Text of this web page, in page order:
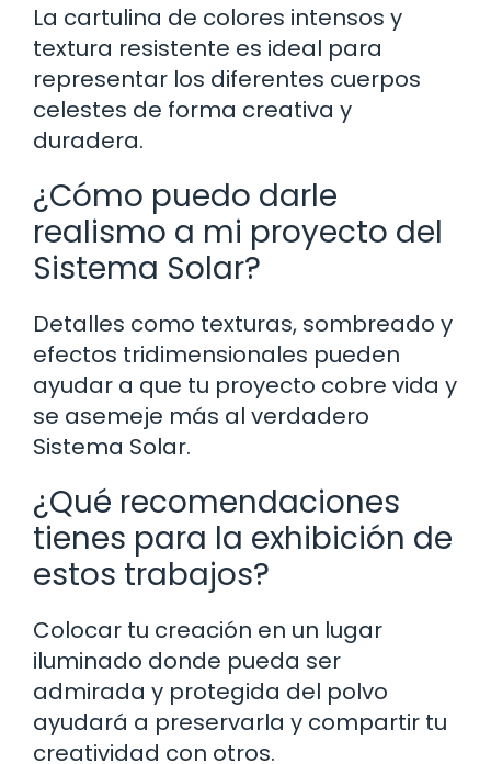
La cartulina de colores intensos y
textura resistente es ideal para
representar los diferentes cuerpos
celestes de forma creativa y
duradera.
¿Cómo puedo darle
realismo a mi proyecto del
Sistema Solar?
Detalles como texturas, sombreado y
efectos tridimensionales pueden
ayudar a que tu proyecto cobre vida y
se asemeje más al verdadero
Sistema Solar.
¿Qué recomendaciones
tienes para la exhibición de
estos trabajos?
Colocar tu creación en un lugar
iluminado donde pueda ser
admirada y protegida del polvo
ayudará a preservarla y compartir tu
creatividad con otros.